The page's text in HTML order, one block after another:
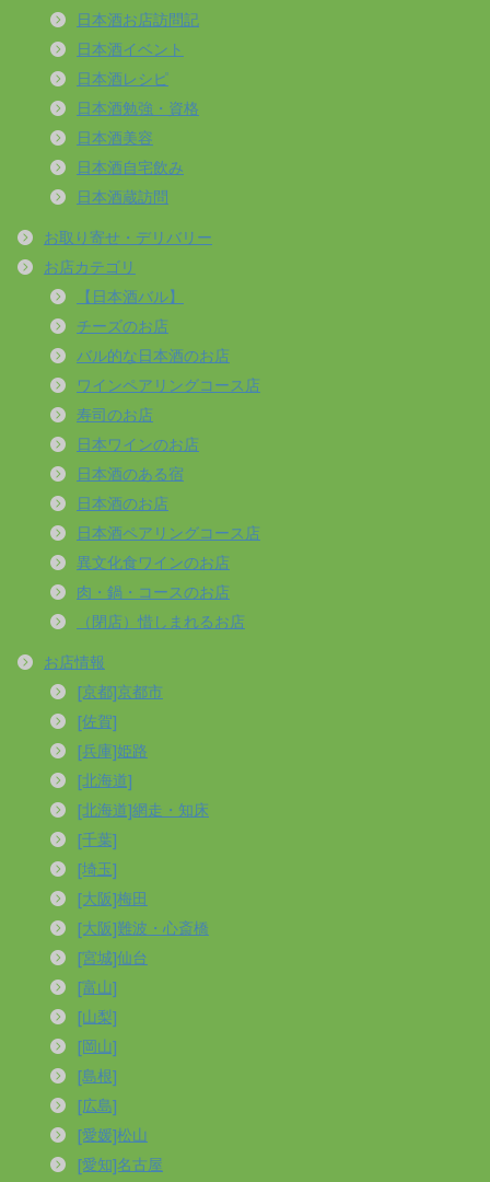
日本酒お店訪問記
日本酒イベント
日本酒レシピ
日本酒勉強・資格
日本酒美容
日本酒自宅飲み
日本酒蔵訪問
お取り寄せ・デリバリー
お店カテゴリ
【日本酒バル】
チーズのお店
バル的な日本酒のお店
ワインペアリングコース店
寿司のお店
日本ワインのお店
日本酒のある宿
日本酒のお店
日本酒ペアリングコース店
異文化食ワインのお店
肉・鍋・コースのお店
（閉店）惜しまれるお店
お店情報
[京都]京都市
[佐賀]
[兵庫]姫路
[北海道]
[北海道]網走・知床
[千葉]
[埼玉]
[大阪]梅田
[大阪]難波・心斎橋
[宮城]仙台
[富山]
[山梨]
[岡山]
[島根]
[広島]
[愛媛]松山
[愛知]名古屋